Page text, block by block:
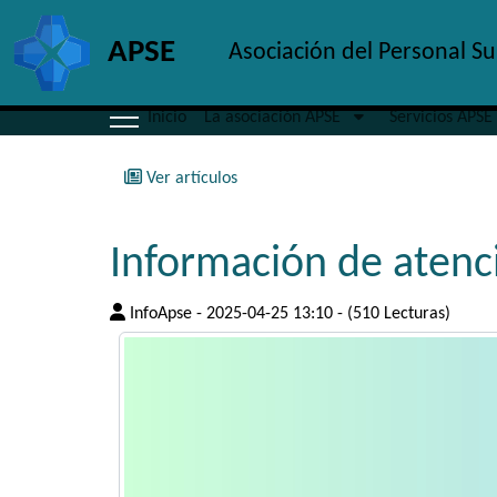
Navigation and related
Inicio La asociación APSE Servicios APSE
Ver artículos
Información de
InfoApse - 2025-04-25 13:10 - (510 Lecturas)
Site identity, navigation, etc.
APSE Asociación del Personal